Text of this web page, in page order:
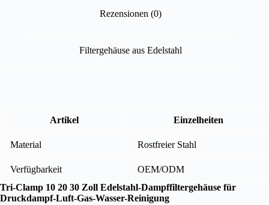
Rezensionen (0)
Filtergehäuse aus Edelstahl
Artikel Einzelheiten
Material Rostfreier Stahl
Verfügbarkeit
OEM/ODM
Tri-Clamp 10 20 30 Zoll Edelstahl-Dampffiltergehäuse für
Druckdampf-Luft-Gas-Wasser-Reinigung